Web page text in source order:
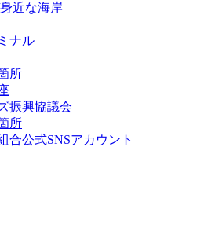
近な海岸
ナル
所
振興協議会
所
合公式SNSアカウント